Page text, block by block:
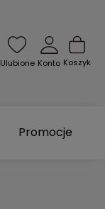
Koszyk
Konto
Ulubione
Promocje